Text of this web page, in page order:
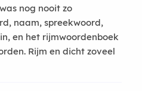
nog nooit zo
naam, spreekwoord,
en het rijmwoordenboek
Rijm en dicht zoveel